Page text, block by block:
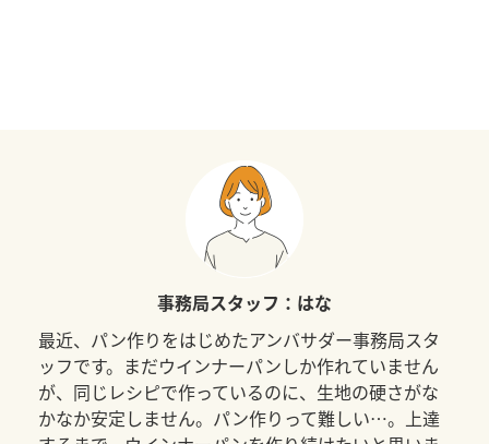
事務局スタッフ：はな
最近、パン作りをはじめたアンバサダー事務局スタ
ッフです。まだウインナーパンしか作れていません
が、同じレシピで作っているのに、生地の硬さがな
かなか安定しません。パン作りって難しい…。上達